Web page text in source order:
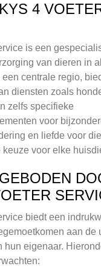
4
is een
van dieren in
centrale regio,
diensten zoals
zelfs specifieke
voor
en liefde voor
keuze voor elke
biedt een
aan de
hun eigenaar.